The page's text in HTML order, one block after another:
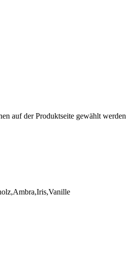
auf der Produktseite gewählt werden